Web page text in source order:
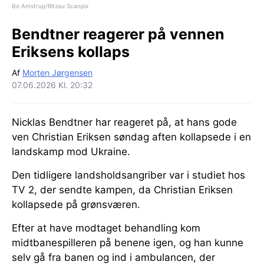
Bo Amstrup/Ritzau Scanpix
Bendtner reagerer på vennen
Eriksens kollaps
Af Morten Jørgensen
07.06.2026 Kl. 20:32
Nicklas Bendtner har reageret på, at hans gode
ven Christian Eriksen søndag aften kollapsede i en
landskamp mod Ukraine.
Den tidligere landsholdsangriber var i studiet hos
TV 2, der sendte kampen, da Christian Eriksen
kollapsede på grønsværen.
Efter at have modtaget behandling kom
midtbanespilleren på benene igen, og han kunne
selv gå fra banen og ind i ambulancen, der